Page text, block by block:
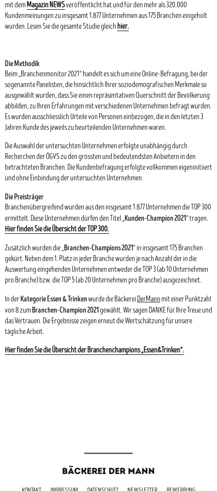
mit demMagazin NEWSveröffentlicht hat und für den mehr als 320.000
Kundenmeinungen zu insgesamt 1.877 Unternehmen aus 175 Branchen eingeholt
wurden. Lesen Sie die gesamte Studie gleich hier.
Die Methodik
Beim „Branchenmonitor 2021“ handelt es sich um eine Online-Befragung, bei der
sogenannte Panelisten, die hinsichtlich Ihrer soziodemografischen Merkmale so
ausgewählt wurden, dass Sie einen repräsentativen Querschnitt der Bevölkerung
abbilden, zu Ihren Erfahrungen mit verschiedenen Unternehmen befragt wurden.
Es wurden ausschliesslich Urteile von Personen einbezogen, die in den letzten 3
Jahren Kunde des jeweils zu beurteilenden Unternehmen waren.
Die Auswahl der untersuchten Unternehmen erfolgte unabhängig durch
Recherchen der ÖGVS zu den grössten und bedeutendsten Anbietern in den
betrachteten Branchen. Die Kundenbefragung erfolgte vollkommen eigeninitiiert
und ohne Einbindung der untersuchten Unternehmen.
Die Preisträger
Branchenübergreifend wurden aus den insgesamt 1.877 Unternehmen die TOP 300
ermittelt. Diese Unternehmen dürfen den Titel „Kunden-Champion 2021“ tragen.
Hier finden Sie die Übersicht der TOP 300.
Zusätzlich wurden die „Branchen-Champions 2021“ in insgesamt 175 Branchen
gekürt. Neben dem 1. Platz in jeder Branche wurden je nach Anzahl der in die
Auswertung eingehenden Unternehmen entweder die TOP 3 (ab 10 Unternehmen
pro Branche) bzw. die TOP 5 (ab 20 Unternehmen pro Branche) ausgezeichnet.
In derKategorie Essen & Trinkenwurde die Bäckerei DerMannmit einer Punktzahl
von 8 zumBranchen-Champion 2021gewählt. Wir sagen DANKE für Ihre Treue und
das Vertrauen. Die Ergebnisse zeigen erneut die Wertschätzung für unsere
tägliche Arbeit.
Hier finden Sie die Übersicht der Branchenchampions „Essen&Trinken“.
BÄCKEREI DER MANN